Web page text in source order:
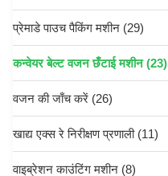
प्रेमाडे पाउच पैकिंग मशीन (29)
कन्वेयर बेल्ट वजन छँटाई मशीन(23)
वजन की जाँच करें (26)
खाद्य एक्स रे निरीक्षण प्रणाली(11)
वाइब्रेशन काउंटिंग मशीन (8)